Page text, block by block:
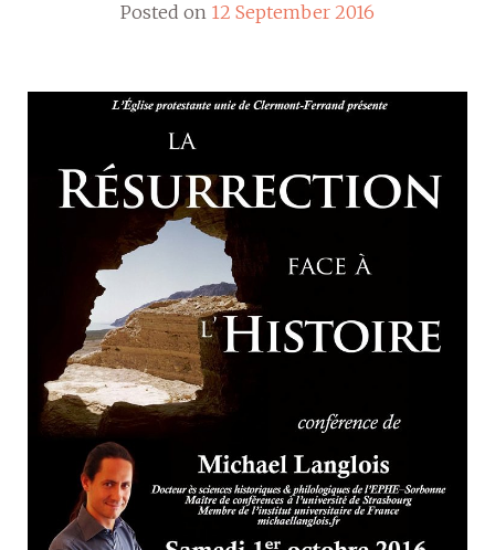
Posted on 12 September 2016